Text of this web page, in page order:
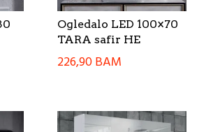
Ogledalo LED 100×70
TARA safir HE
226,90BAM